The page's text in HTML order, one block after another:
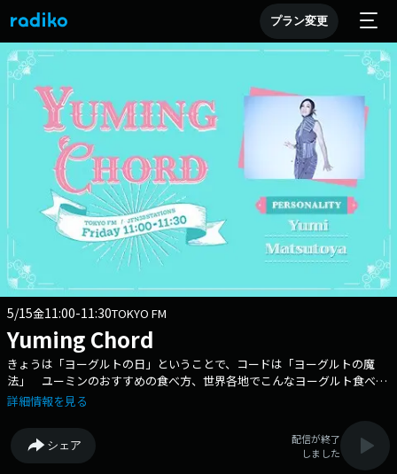
プラン変更
5/15金11:00-11:30TOKYO FM
Yuming Chord
きょうは「ヨーグルトの日」ということで、コードは「ヨーグルトの魔
法」 ユーミンのおすすめの食べ方、世界各地でこんなヨーグルト食べた
なーという思い出までをお話していきます。 番組Webサイト：
https://www.tfm.co.jp/f/yuming/form Xハッシュタグは
「#YumingChord」
詳細情報を見る
シェア
配信が終了
しました